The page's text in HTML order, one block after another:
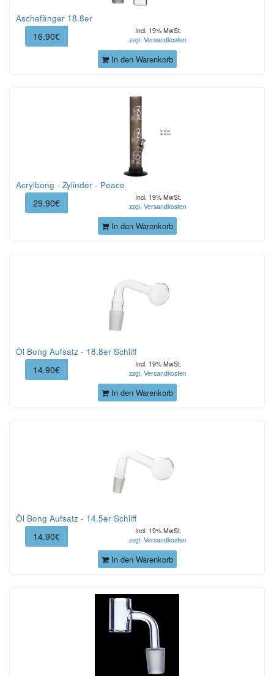
Aschefänger 18.8er
16.90€
Incl. 19% MwSt.
zzgl. Versandkosten
In den Warenkorb
Acrylbong - Zylinder - Peace
29.90€
Incl. 19% MwSt.
zzgl. Versandkosten
In den Warenkorb
Öl Bong Aufsatz - 18.8er Schliff
14.90€
Incl. 19% MwSt.
zzgl. Versandkosten
In den Warenkorb
Öl Bong Aufsatz - 14.5er Schliff
14.90€
Incl. 19% MwSt.
zzgl. Versandkosten
In den Warenkorb